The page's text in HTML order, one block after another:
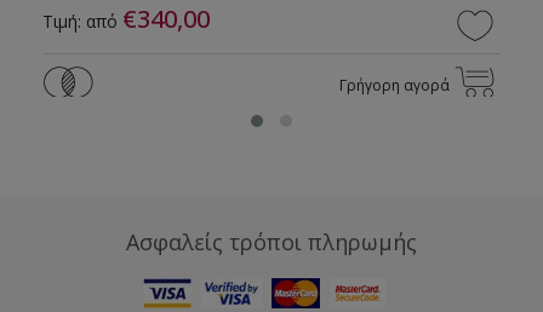
Τιμή: από €340,00
Γρήγορη αγορά
Ασφαλείς τρόποι πληρωμής